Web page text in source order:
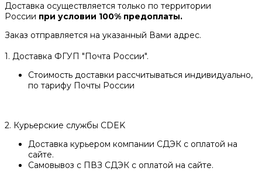
Доставка осуществляется только по территории
России при условии 100% предоплаты.
Заказ отправляется на указанный Вами адрес.
1. Доставка ФГУП "Почта России".
Стоимость доставки рассчитываться индивидуально,
по тарифу Почты России
2. Курьерские службы CDEK
Доставка курьером компании СДЭК с оплатой на
сайте.
Самовывоз с ПВЗ СДЭК с оплатой на сайте.